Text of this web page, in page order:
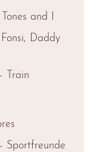
and I
Daddy
Train
Sportfreunde